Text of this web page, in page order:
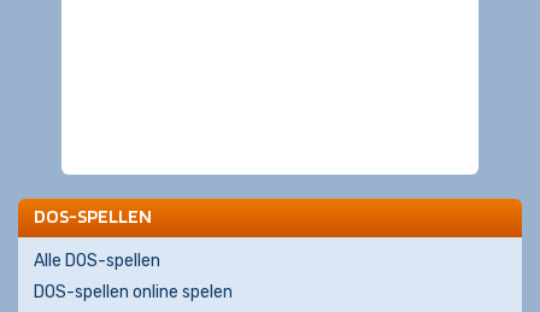
DOS-SPELLEN
Alle DOS-spellen
DOS-spellen online spelen